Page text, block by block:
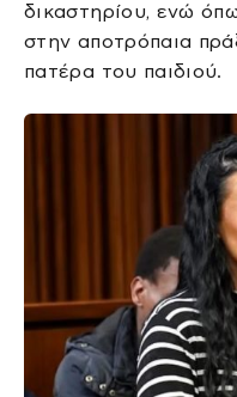
δικαστηρίου, ενώ
στην αποτρόπαια
πατέρα του παιδιού.